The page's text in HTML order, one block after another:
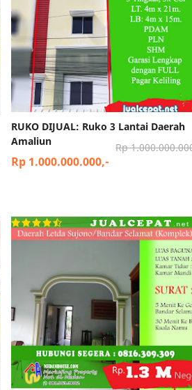
RUKO DIJUAL: Ruko 3 Lantai Daerah
Amaliun
Rp
Rp 1.000.000.000,-